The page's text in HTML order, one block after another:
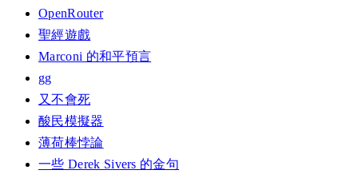
OpenRouter
聖經遊戲
Marconi 的和平預言
gg
又不會死
酸民模擬器
薄荷棒悖論
一些 Derek Sivers 的金句